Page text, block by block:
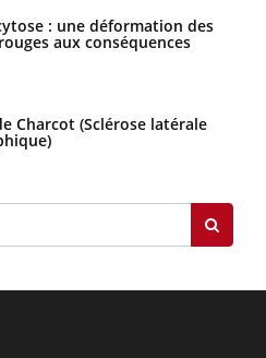
: une déformation des
aux conséquences
Charcot (Sclérose latérale